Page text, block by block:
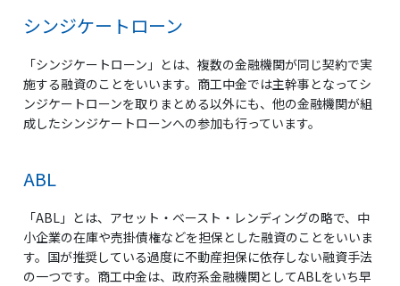
シンジケートローン
「シンジケートローン」とは、複数の金融機関が同じ契約で実
施する融資のことをいいます。商工中金では主幹事となってシ
ンジケートローンを取りまとめる以外にも、他の金融機関が組
成したシンジケートローンへの参加も行っています。
ABL
「ABL」とは、アセット・ベースト・レンディングの略で、中
小企業の在庫や売掛債権などを担保とした融資のことをいいま
す。国が推奨している過度に不動産担保に依存しない融資手法
の一つです。商工中金は、政府系金融機関としてABLをいち早